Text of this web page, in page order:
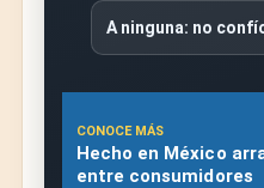
A ninguna: no
CONOCE MÁS
Hecho en México
entre consumidores